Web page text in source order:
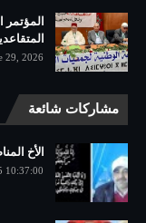
29, 2026
مشاركات شائعة
الأخ
4/07/2025